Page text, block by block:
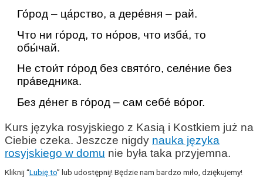
Го́род – ца́рство, а дере́вня – рай.
Что ни го́род, то но́ров, что изба́, то
обы́чай.
Не стои́т го́род без свято́го, селе́ние без
пра́ведника.
Без де́нег в го́род – сам себе́ во́рог.
Kurs języka rosyjskiego z Kasią i Kostkiem już na
Ciebie czeka. Jeszcze nigdy nauka języka
rosyjskiego w domu nie była taka przyjemna.
Kliknij “Lubię to” lub udostępnij! Będzie nam bardzo miło, dziękujemy!